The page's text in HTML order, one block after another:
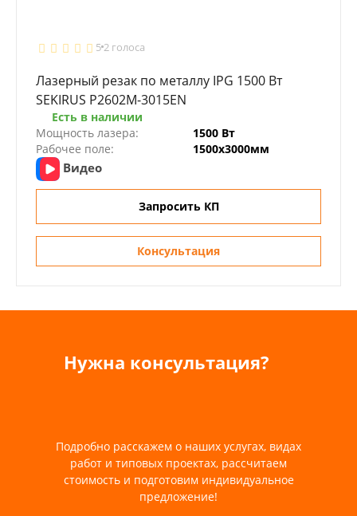
52 голоса
Лазерный резак по металлу IPG 1500 Вт
SEKIRUS P2602M-3015EN
Есть в наличии
Мощность лазера:
1500 Вт
Рабочее поле:
1500х3000мм
Видео
Запросить КП
Консультация
Нужна консультация?
Подробно расскажем о наших услугах, видах
работ и типовых проектах, рассчитаем
стоимость и подготовим индивидуальное
предложение!